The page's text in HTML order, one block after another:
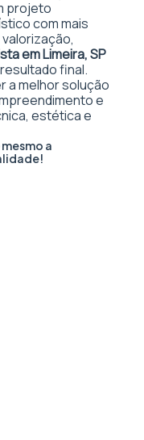
projeto
com mais
em Limeira, SP
final.
a melhor solução
e
estética e
a